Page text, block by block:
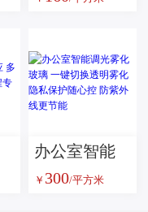
璃 甲级复合
防火玻璃 消
防通道安全
玻璃隔断
办公室智能
调光雾化玻
￥ 300/平方米